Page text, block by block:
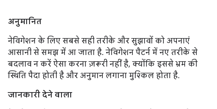
अनुमानित
नेविगेशन के लिए सबसे सही तरीके और सुझावों को अपनाएं
आसानी से समझ में आ जाता है. नेविगेशन पैटर्न में नए तरीके से
बदलाव न करें ऐसा करना ज़रूरी नहीं है, क्योंकि इससे भ्रम की
स्थिति पैदा होती है और अनुमान लगाना मुश्किल होता है.
जानकारी देने वाला